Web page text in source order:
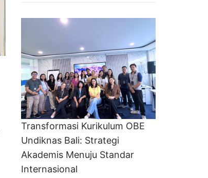
Transformasi Kurikulum OBE
Undiknas Bali: Strategi
Akademis Menuju Standar
Internasional